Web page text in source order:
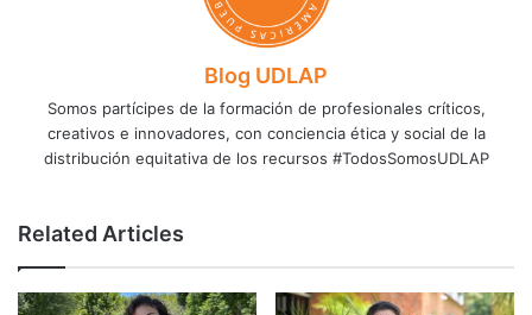
Blog UDLAP
Somos partícipes de la formación de profesionales críticos,
creativos e innovadores, con conciencia ética y social de la
distribución equitativa de los recursos #TodosSomosUDLAP
Related Articles